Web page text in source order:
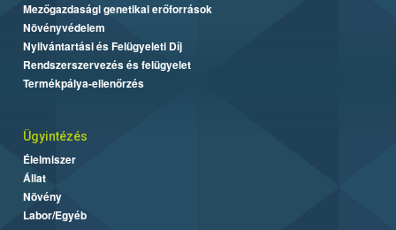
Mezőgazdasági genetikai erőforrások
Növényvédelem
Nyilvántartási és Felügyeleti Díj
Rendszerszervezés és felügyelet
Termékpálya-ellenőrzés
Ügyintézés
Élelmiszer
Állat
Növény
Labor/Egyéb